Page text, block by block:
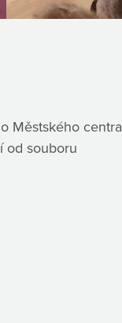
Městského centra
od souboru